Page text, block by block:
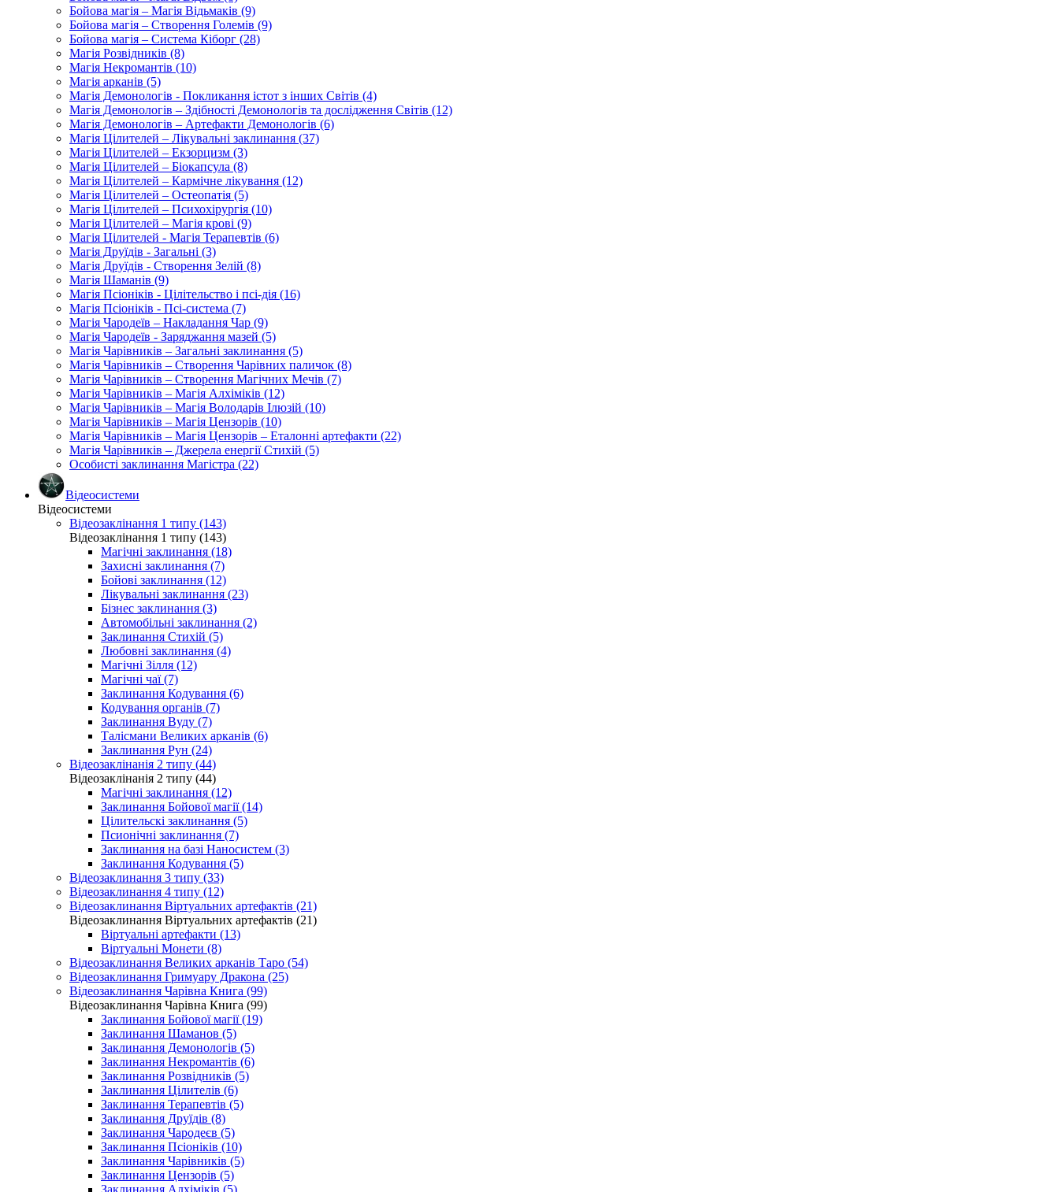
Бойова магія – Магія Відьмаків (9)
Бойова магія – Створення Големів (9)
Бойова магія – Система Кіборг (28)
Магія Розвідників (8)
Магія Некромантів (10)
Магія арканів (5)
Магія Демонологів - Покликання істот з інших Світів (4)
Магія Демонологів – Здібності Демонологів та дослідження Світів (12)
Магія Демонологів – Артефакти Демонологів (6)
Магія Цілителей – Лікувальні заклинання (37)
Магія Цілителей – Екзорцизм (3)
Магія Цілителей – Біокапсула (8)
Магія Цілителей – Кармічне лікування (12)
Магія Цілителей – Остеопатія (5)
Магія Цілителей – Психохірургія (10)
Магія Цілителей – Магія крові (9)
Магія Цілителей - Магія Терапевтів (6)
Магія Друїдів - Загальні (3)
Магія Друїдів - Створення Зелій (8)
Магія Шаманів (9)
Магія Псіоніків - Цілітельство і псі-дія (16)
Магія Псіоніків - Псі-система (7)
Магія Чародеїв – Накладання Чар (9)
Магія Чародеїв - Заряджання мазей (5)
Магія Чарівників – Загальні заклинання (5)
Магія Чарівників – Створення Чарівних паличок (8)
Магія Чарівників – Створення Магічних Мечів (7)
Магія Чарівників – Магія Алхіміків (12)
Магія Чарівників – Магія Володарів Ілюзій (10)
Магія Чарівників – Магія Цензорів (10)
Магія Чарівників – Магія Цензорів – Еталонні артефакти (22)
Магія Чарівників – Джерела енергії Стихій (5)
Особисті заклинання Магістра (22)
Відеосистеми
Відеосистеми
Відеозаклінання 1 типу (143)
Відеозаклінання 1 типу (143)
Магічні заклинання (18)
Захисні заклинання (7)
Бойові заклинання (12)
Лікувальні заклинання (23)
Бізнес заклинання (3)
Автомобільні заклинання (2)
Заклинання Стихій (5)
Любовні заклинання (4)
Магічні Зілля (12)
Магічні чаї (7)
Заклинання Кодування (6)
Кодування органів (7)
Заклинання Вуду (7)
Талісмани Великих арканів (6)
Заклинання Рун (24)
Відеозаклінанія 2 типу (44)
Відеозаклінанія 2 типу (44)
Магічні заклинання (12)
Заклинання Бойової магії (14)
Цілительскі заклинання (5)
Псионічні заклинання (7)
Заклинання на базі Наносистем (3)
Заклинання Кодування (5)
Відеозаклинання 3 типу (33)
Відеозаклинання 4 типу (12)
Відеозаклинання Віртуальних артефактів (21)
Відеозаклинання Віртуальних артефактів (21)
Віртуальні артефакти (13)
Віртуальні Монети (8)
Відеозаклинання Великих арканів Таро (54)
Відеозаклинання Гримуару Дракона (25)
Відеозаклинання Чарівна Книга (99)
Відеозаклинання Чарівна Книга (99)
Заклинання Бойової магії (19)
Заклинання Шаманов (5)
Заклинання Демонологів (5)
Заклинання Некромантів (6)
Заклинання Розвідників (5)
Заклинання Цілителів (6)
Заклинання Терапевтів (5)
Заклинання Друїдів (8)
Заклинання Чародеєв (5)
Заклинання Псіоніків (10)
Заклинання Чарівників (5)
Заклинання Цензорів (5)
Заклинання Алхіміків (5)